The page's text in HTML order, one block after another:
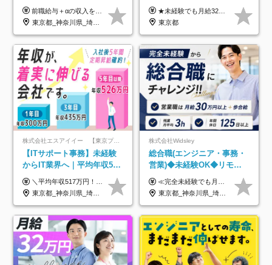
UP保証｜年休140日｜在宅
利用率9割｜独立支援・副業
制度
前職給与＋αの収入を保証 月給42万円～120万円＋各種手当＋賞与 給与基準が明確かつ高還元です。 一人ひとりが安定した環境のもと、長く活躍できる職場を目指しています。 ※平均年収650万円 ・還元率83％ ・各種手当について 職能手当／職務手当／資格手当／営業手当 など ※前職での経験・能力、給与などを考慮の上、当社規定により優遇いたします ※試用期間あり（3ヶ月／期間中の条件に変動はありません） ※上記金額には固定残業代（78,948円～225,564円/月30時間分）を含みます 超過分は別途全額支給いたします ・年収UPを保証 過去には転職時に〈年収200万円UP〉したエンジニアも在籍しています。入社時だけでなく、入社後も安心の給与水準で働ける環境です。キャリアや技術力が正当に評価されていないと感じていたら、一度面接でお話ししましょう！ 当社では管理職の人数は最低限にし、無駄な管理をしません。その費用削減分を社員の給与に還元しています！
東京都_神奈川県_埼玉県_千葉県_大阪府_愛知県_北海道_青森県_岩手県_宮城県_秋田県_山形県_福島県_茨城県_栃木県_群馬県_新潟県_山梨県_長野県_富山県_石川県_福井県_静岡県_岐阜県_三重県_兵庫県_京都府_滋賀県_奈良県_和歌山県_広島県_岡山県_鳥取県_島根県_山口県_徳島県_香川県_愛媛県_高知県_福岡県_熊本県_佐賀県_長崎県_大分県_宮崎県_鹿児島県_沖縄県
32万～*残業月9.8h*1ヶ月の
研修*資格取得率100％
★未経験でも月給32万円スタート★ 月収32万円～35万円＋各種手当（資格手当だけで毎月15万の上乗せ実績あり！） ★資格手当豊富！1資格につき最大3万円支給 ★功績手当の導入で、毎月のお給与に上乗せで最大10万円支給している社員も！ ★1回の昇級で年収数十万UPも可 ★ゆくゆくは年収1000万以上も目指せる 年俸384万円～1,162万8,000円（12分割） ※経験・スキルを考慮の上決定します ※上記金額には固定残業代（月30h分・60,800円～66,500円）を含みます ※超過分は別途全額支給します ※試用期間2ヶ月間あり（その他待遇に差異はありません）
東京都
株式会社エスアイイー 【東京プロマーケット上場】
【ITサポート事務】未経験
からIT業界へ｜平均年収517
万円｜ホワイト企業認定｜
年休134日｜リモートOK
＼平均年収517万円！入社5年目まで毎年必ず昇給／ ■賞与年3回 ■年収800万円以上も可 ■入社3年以上の平均年収469.2万円 月給23万2000円以上＋賞与年3回＋各種手当 ☆入社5年目まで最大1万5000円の定期昇給を確約 ┃各種手当充実 ・規定の資格を取得すれば、2000円～5万円を毎月支給（2万4000円～60万円／年） ・研修中に取得した取得率95％の資格でも研修後の給料UP ※月給は年齢・経験・能力を考慮して、優遇いたします ※上記月給金額は固定残業代（20時間/3万1300円円以上）を含み、超過分は別途支給いたします ※試用期間（6ヶ月）は月給に変動はありますが、その他待遇に差異はありません ├入社後1ヶ月～3ヶ月間は、月給20万1900円となります └上記金額は固定残業代（10時間／1万6000円）を含み、超過分は別途支給いたします
東京都_神奈川県_埼玉県_千葉県_大阪府_愛知県_北海道_青森県_岩手県_宮城県_秋田県_山形県_福島県_茨城県_栃木県_群馬県_新潟県_山梨県_長野県_富山県_石川県_福井県_静岡県_岐阜県_三重県_兵庫県_京都府_滋賀県_奈良県_和歌山県_広島県_岡山県_鳥取県_島根県_山口県_徳島県_香川県_愛媛県_高知県_福岡県_熊本県_佐賀県_長崎県_大分県_宮崎県_鹿児島県_沖縄県
株式会社Widsley
総合職(エンジニア・事務・
営業)◆未経験OK◆リモー
トあり◆残業月3h◆服装髪
型自由
≪完全未経験でも月給40万円以上も可能です！≫ -------------- 【1】ITエンジニア 月給26万円～50万円＋プロジェクト手当＋資格手当 【2】IT事務、営業事務 月給26万円～50万円＋プロジェクト手当＋資格手当 ≪【1】【2】共通≫ ★上記給与には固定残業代20時間分(月3万719円～)を含みます。残業が超過した場合は、追加支給します(残業は月平均3時間とほぼ発生しません。残業がなくても、固定残業代は支給されます) ★試用期間6ヵ月あり（期間中は月給23万1000円～。固定残業代20時間分3万719円～を含む／超過分は別途支給） -------------- 【3】SES営業、SaaS営業 月給30万円以上＋インセンティブ＋各種手当 ★上記給与には固定残業代45時間分(月7万6967円～)を含みます。残業が超過した場合は、追加支給します(残業は月平均3時間とほぼ発生しません。残業がなくても、固定残業代は支給されます) ★試用期間6ヵ月あり(期間中も給与や福利厚生は同じです)
東京都_神奈川県_埼玉県_千葉県_大阪府_愛知県_北海道_青森県_岩手県_宮城県_秋田県_山形県_福島県_茨城県_栃木県_群馬県_新潟県_山梨県_長野県_富山県_石川県_福井県_静岡県_岐阜県_三重県_兵庫県_京都府_滋賀県_奈良県_和歌山県_広島県_岡山県_鳥取県_島根県_山口県_徳島県_香川県_愛媛県_高知県_福岡県_熊本県_佐賀県_長崎県_大分県_宮崎県_鹿児島県_沖縄県